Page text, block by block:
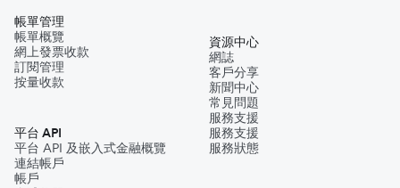
帳單管理
帳單概覽
網上發票收款
訂閱管理
按量收款
平台 API
平台 API 及嵌入式金融概覽
連結帳戶
帳戶
資源中心
網誌
客戶分享
新聞中心
常見問題
服務支援
服務支援
服務狀態